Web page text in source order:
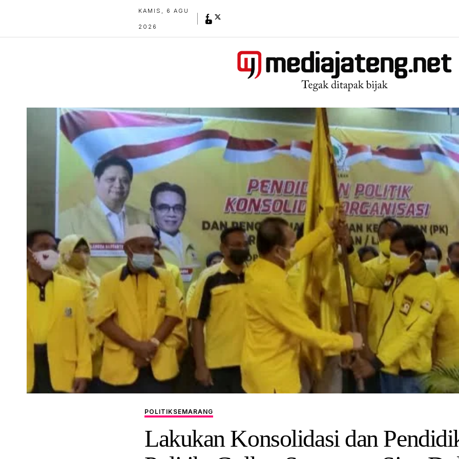
KAMIS, 6 AGU
2026
POLITIK SEMARANG
Lakukan Konsolidasi dan